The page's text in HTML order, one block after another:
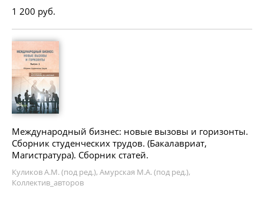
1 200 руб.
Международный бизнес: новые вызовы и горизонты.
Сборник студенческих трудов. (Бакалавриат,
Магистратура). Сборник статей.
Куликов А.М. (под ред.), Амурская М.А. (под ред.),
Коллектив_авторов